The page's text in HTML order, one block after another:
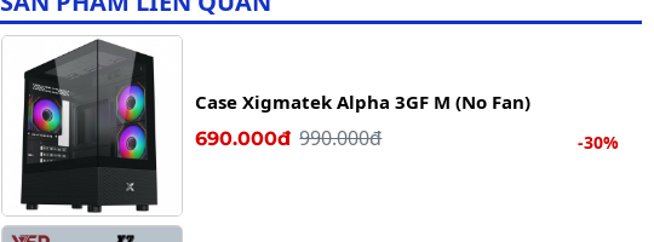
Case Xigmatek Alpha 3GF M (No Fan)
690.000đ 990.000đ -30%